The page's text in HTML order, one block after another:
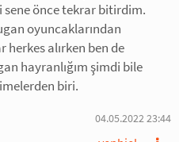
önce tekrar bitirdim.
oyuncaklarından
alırken ben de
hayranlığım şimdi bile
biri.
04.05.2022 23:44